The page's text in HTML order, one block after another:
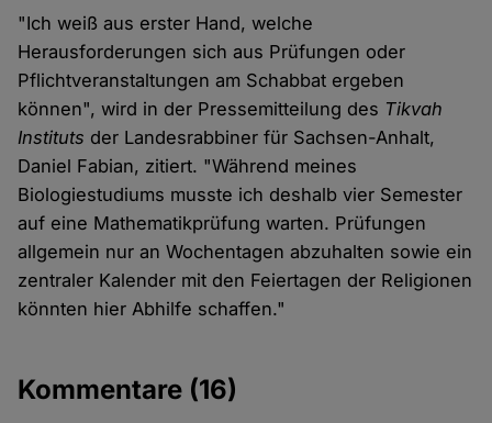
"Ich weiß aus erster Hand, welche
Herausforderungen sich aus Prüfungen oder
Pflichtveranstaltungen am Schabbat ergeben
können", wird in der Pressemitteilung des Tikvah
Instituts der Landesrabbiner für Sachsen-Anhalt,
Daniel Fabian, zitiert. "Während meines
Biologiestudiums musste ich deshalb vier Semester
auf eine Mathematikprüfung warten. Prüfungen
allgemein nur an Wochentagen abzuhalten sowie ein
zentraler Kalender mit den Feiertagen der Religionen
könnten hier Abhilfe schaffen."
Kommentare (16)